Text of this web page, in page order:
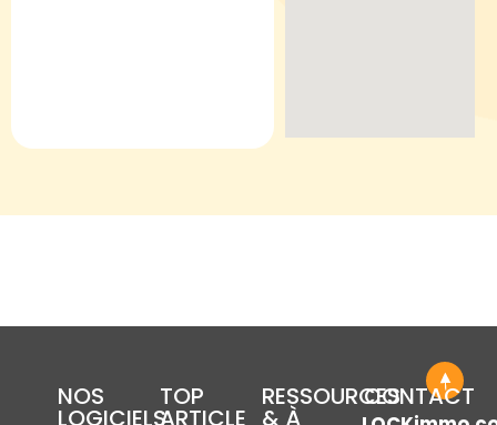
NOS
LOGICIELS
TOP
ARTICLE
RESSOURCES
& À
CONTACT